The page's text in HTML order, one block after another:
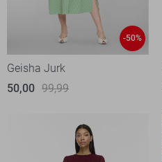
-50%
Geisha Jurk
50,00 99,99